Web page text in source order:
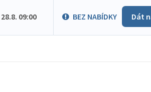
09:00 BEZ NABÍDKY Dát